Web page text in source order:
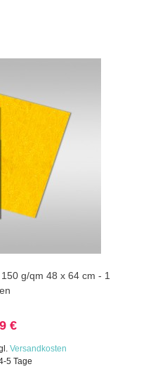
g/qm 48 x 64 cm - 1
€
Versandkosten
5 Tage